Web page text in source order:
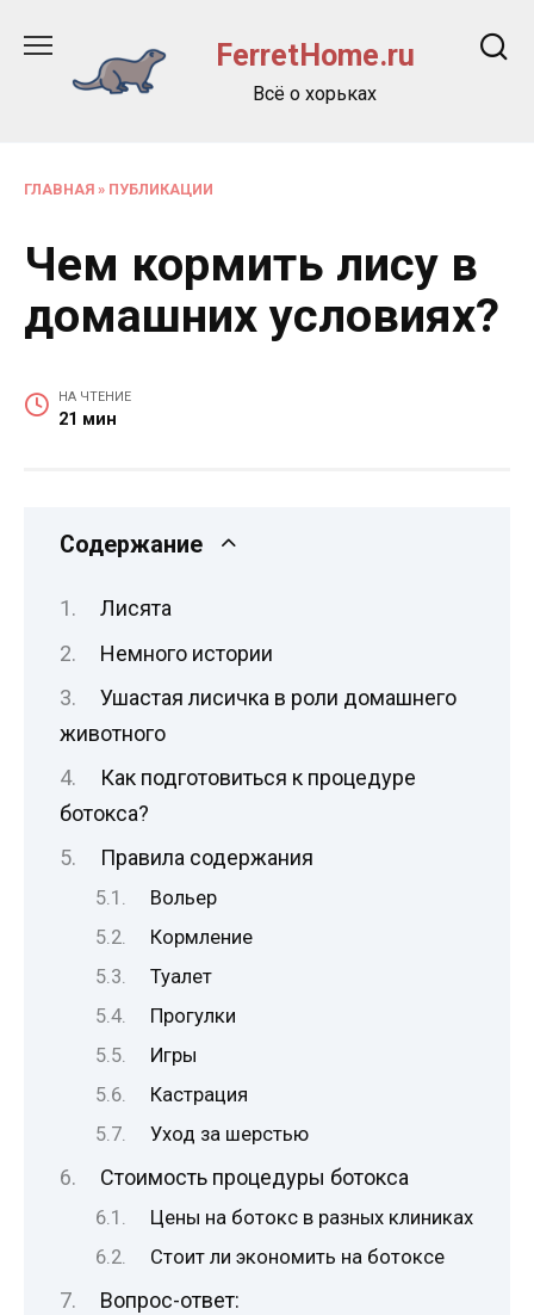
содержанию
FerretHome.ru
Всё о хорьках
ГЛАВНАЯ » ПУБЛИКАЦИИ
Чем кормить лису в
домашних условиях?
НА ЧТЕНИЕ
21 мин
Содержание
Лисята
Немного истории
Ушастая лисичка в роли домашнего
животного
Как подготовиться к процедуре
ботокса?
Правила содержания
Вольер
Кормление
Туалет
Прогулки
Игры
Кастрация
Уход за шерстью
Стоимость процедуры ботокса
Цены на ботокс в разных клиниках
Стоит ли экономить на ботоксе
Вопрос-ответ: